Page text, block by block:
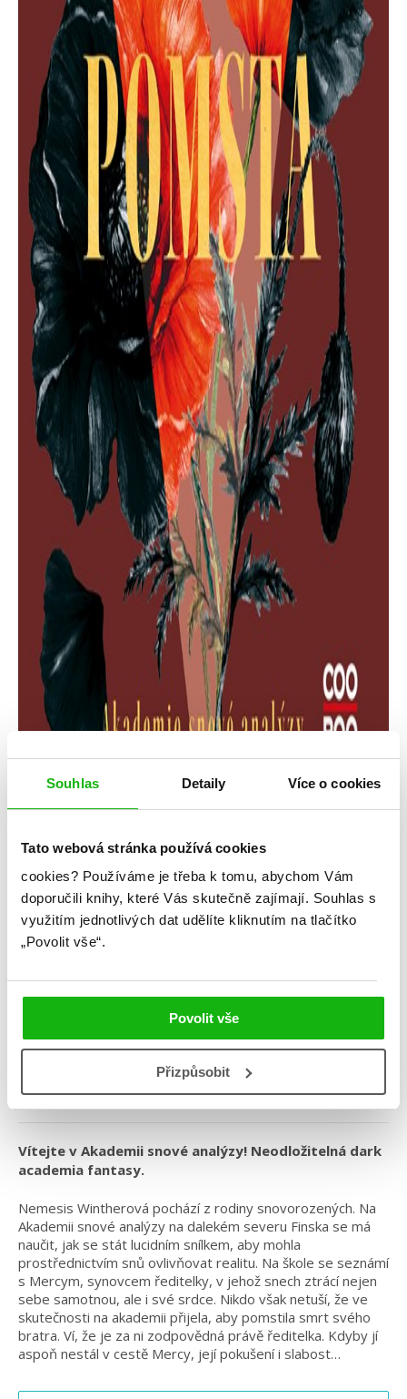
Souhlas Detaily Více o cookies
Tato webová stránka používá cookies
cookies? Používáme je třeba k tomu, abychom Vám
doporučili knihy, které Vás skutečně zajímají. Souhlas s
využitím jednotlivých dat udělíte kliknutím na tlačítko
„Povolit vše“.
Povolit vše
Přizpůsobit
Žánr: Fantasy
Připravujeme
Pomsta
Ruby Braun
Vítejte v Akademii snové analýzy! Neodložitelná dark
academia fantasy.
Nemesis Wintherová pochází z rodiny snovorozených. Na
Akademii snové analýzy na dalekém severu Finska se má
naučit, jak se stát lucidním snílkem, aby mohla
prostřednictvím snů ovlivňovat realitu. Na škole se seznámí
s Mercym, synovcem ředitelky, v jehož snech ztrácí nejen
sebe samotnou, ale i své srdce. Nikdo však netuší, že ve
skutečnosti na akademii přijela, aby pomstila smrt svého
bratra. Ví, že je za ni zodpovědná právě ředitelka. Kdyby jí
aspoň nestál v cestě Mercy, její pokušení i slabost…